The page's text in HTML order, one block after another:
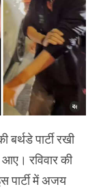
पार्टी रखी
रविवार की
पार्टी में अजय